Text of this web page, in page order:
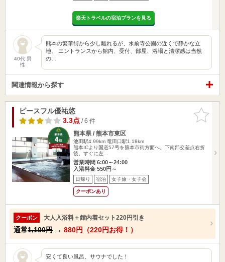
楽天トラベルの宿泊プランを見る
40代 男
性
熊本の繁華街から少し離れるが、水前寺公園の近くで静かな立
地。 エントランスから館内、受付、部屋、浴場と清潔感は当然
の…
関連情報から探す
お気に入
りに追加
ピースフル優祐悠
3.3点/ 6 件
熊本県 / 熊本市東区
池田駅4.99km 竜田口駅1.18km
熊本ICより国道57号を熊本市街方面へ。下南部交差点右折
後、すぐに左…
営業時間 6:00～24:00
入浴料金 550円～
日帰り 宿泊 女子旅・女子会
クーポンあり
クーポン 大人入浴料＋館内着セット220円引き
通常1,100円 → 880円（220円お得！）
安くて良い風呂、サウナでした！